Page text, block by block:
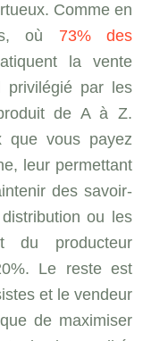
Comme en
où 73% des
la vente
privilégié par les
de A à Z.
vous payez
leur permettant
des savoir-
ou les
du producteur
Le reste est
et le vendeur
de maximiser